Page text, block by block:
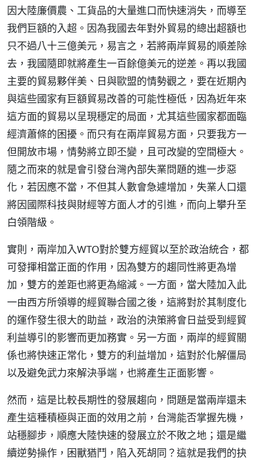
因大陸廉價農、工貨品的大量進口而快速消失，而導至
我們巨額的入超。因為我國去年對外貿易的總出超額也
只不過八十三億美元，易言之，若將兩岸貿易的順差除
去，我國隨即就將產生一百餘億美元的逆差。再以我國
主要的貿易夥伴美、日與歐盟的情勢觀之，要在近期內
與這些國家有巨額貿易改善的可能性極低，因為近年來
這方面的貿易以呈現穩定的局面，尤其這些國家都面臨
經濟蕭條的困擾。而只有在兩岸貿易方面，只要我方一
但開放市場，情勢將立即丕變，且可改變的空間極大。
隨之而來的就是會引發台灣內部失業問題的進一步惡
化，若因應不當，不但其人數會急遽增加，失業人口還
將因國際科技與財經等方面人才的引進，而向上攀升至
白領階級。
實則，兩岸加入WTO對於雙方經貿以至於政治統合，都
可發揮相當正面的作用，因為雙方的趨同性將更為增
加，雙方的差距也將更為縮減。一方面，當大陸加入此
一由西方所領導的經貿聯合國之後，這將對於其制度化
的運作發生很大的助益，政治的決策將會日益受到經貿
利益導引的影響而更加務實。另一方面，兩岸的經貿關
係也將快速正常化，雙方的利益增加，這對於化解僵局
以及避免武力來解決爭端，也將產生正面影響。
然而，這是比較長期性的發展趨向，問題是當兩岸還未
產生這種積極與正面的效用之前，台灣能否掌握先機，
站穩腳步，順應大陸快速的發展立於不敗之地；還是繼
續逆勢操作，困獸猶鬥，陷入死胡同？這就是我們的抉